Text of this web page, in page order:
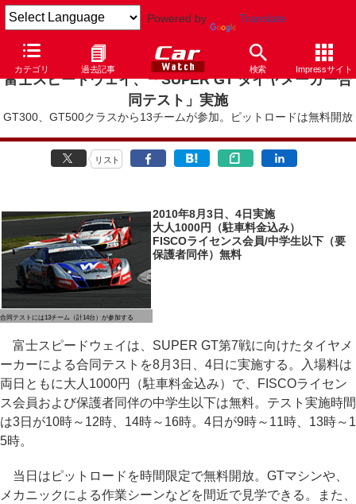
Powered by Translate
カテゴリ 過去記事 検索 Impressサイト
富士スピードウェイ、「SUPER GT タイヤメーカー合
同テスト」実施
GT300、GT500クラスから13チームが参加。ピットロードは無料開放
リスト
合同テストには13チーム（計14台）が参加する
2010年8月3日、4日実施
大人1000円（駐車料金込み）
FISCOライセンス会員/中学生以下（要
保護者同伴）無料
富士スピードウェイは、SUPER GT第7戦に向けたタイヤメ
ーカーによる合同テストを8月3日、4日に実施する。入場料は
両日ともに大人1000円（駐車料金込み）で、FISCOライセン
ス会員および保護者同伴の中学生以下は無料。テスト実施時間
は3日が10時～12時、14時～16時。4日が9時～11時、13時～1
5時。
当日はピットロードを時間限定で無料開放。GTマシンや、
メカニックによる作業シーンなどを間近で見学できる。また、